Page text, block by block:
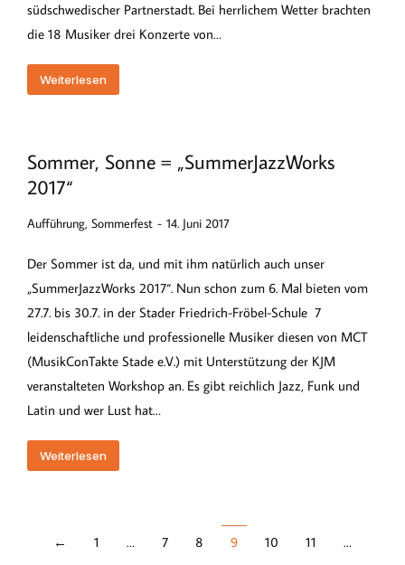
südschwedischer Partnerstadt. Bei herrlichem Wetter brachten
die 18 Musiker drei Konzerte von…
Weiterlesen
Sommer, Sonne = „SummerJazzWorks
2017“
Aufführung, Sommerfest 14. Juni 2017
Der Sommer ist da, und mit ihm natürlich auch unser
„SummerJazzWorks 2017“. Nun schon zum 6. Mal bieten vom
27.7. bis 30.7. in der Stader Friedrich-Fröbel-Schule 7
leidenschaftliche und professionelle Musiker diesen von MCT
(MusikConTakte Stade e.V.) mit Unterstützung der KJM
veranstalteten Workshop an. Es gibt reichlich Jazz, Funk und
Latin und wer Lust hat…
Weiterlesen
← 1 … 7 8 9 10 11
…